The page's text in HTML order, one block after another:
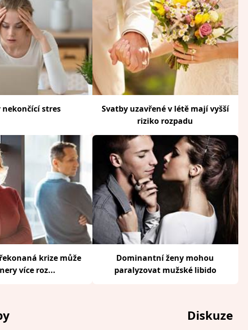
nekončící stres
Svatby uzavřené v létě mají vyšší
riziko rozpadu
krize může
více roz...
Dominantní ženy mohou
paralyzovat mužské libido
Diskuze